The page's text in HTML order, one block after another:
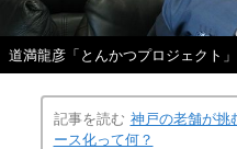
道満龍彦「とんかつプロジェクト
記事を読む 神戸の老舗が挑
ース化って何？